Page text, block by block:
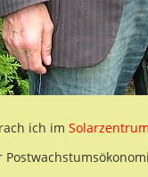
ich im